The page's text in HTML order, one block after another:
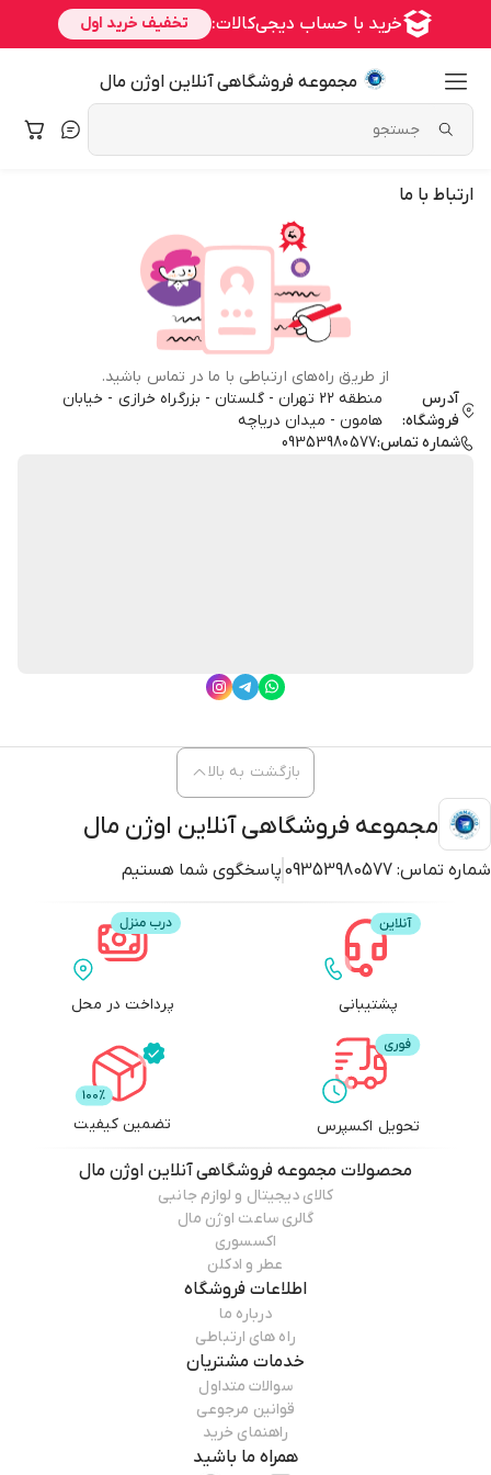
مجموعه فروشگاهی آنلاین اوژن مال
ارتباط با ما
از طریق راه‌های ارتباطی با ما در تماس باشید.
آدرس
فروشگاه:
منطقه 22 تهران - گلستان - بزرگراه خرازی - خیابان
هامون - میدان دریاچه
شماره تماس:09353980577
مجموعه فروشگاهی آنلاین اوژن مال
شماره تماس: 09353980577 پاسخگوی شما هستیم
بازگشت به بالا
پشتیبانی پرداخت در محل
تحویل اکسپرس تضمین کیفیت
محصولات مجموعه فروشگاهی آنلاین اوژن مال
کالای دیجیتال و لوازم جانبی
گالری ساعت اوژن مال
اکسسوری
عطر و ادکلن
اطلاعات فروشگاه
درباره ما
راه های ارتباطی
خدمات مشتریان
سوالات متداول
قوانین مرجوعی
راهنمای خرید
همراه ما باشید